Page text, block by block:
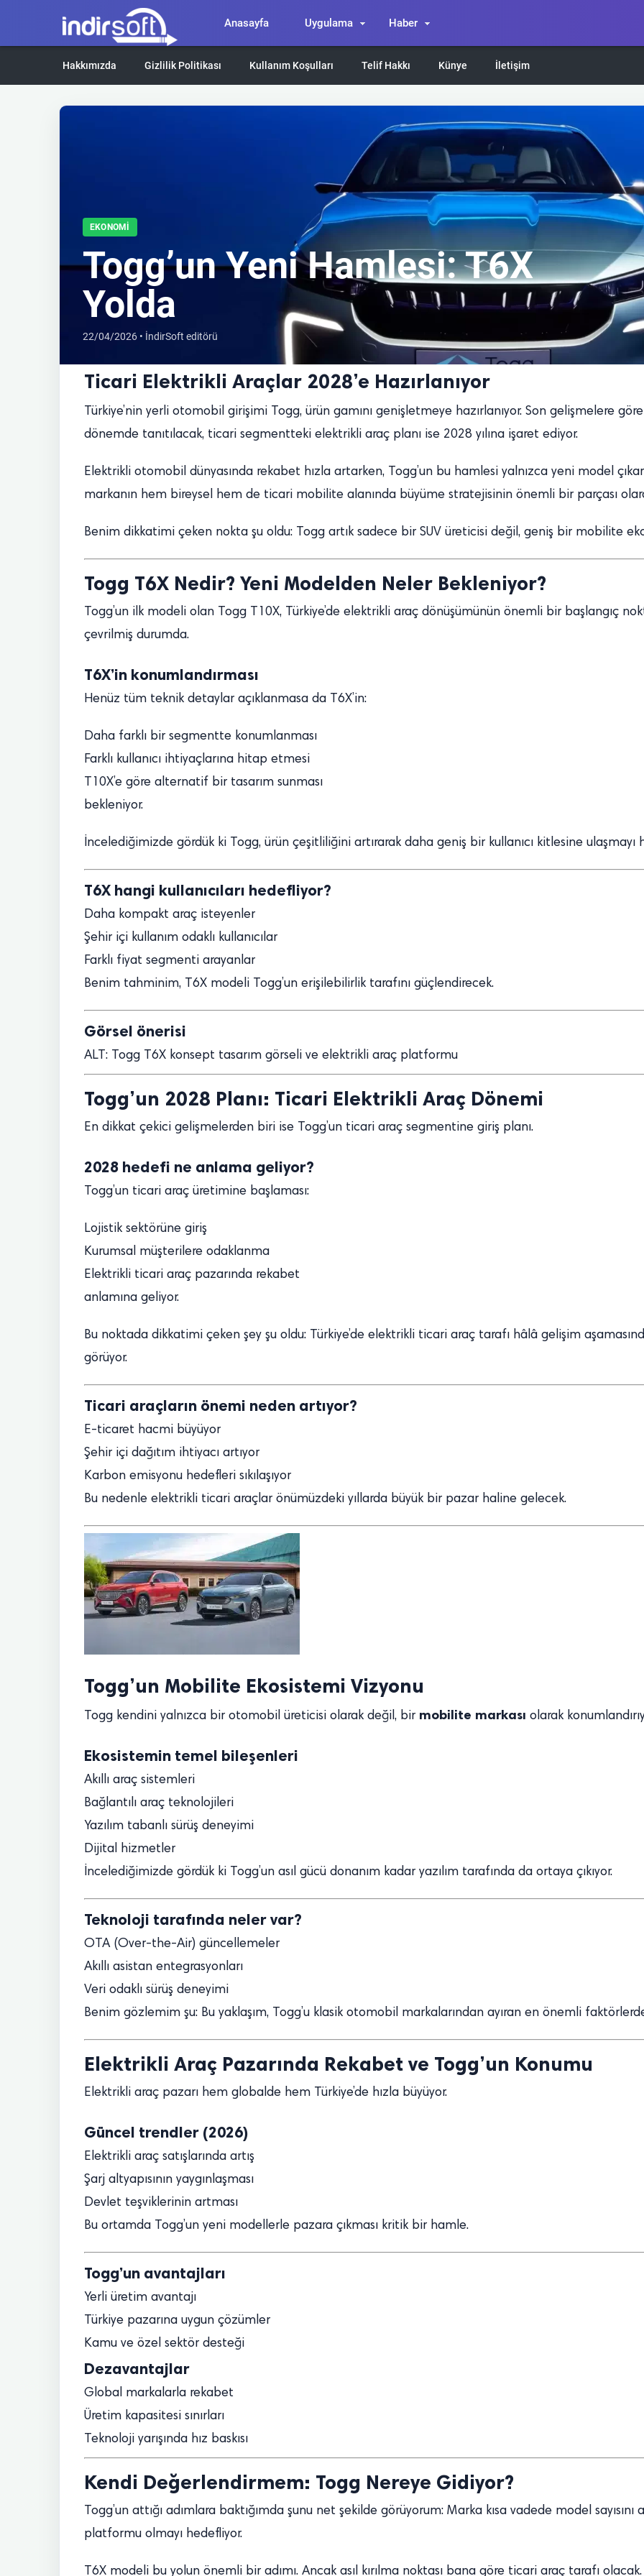
Anasayfa Uygulama Haber
Hakkımızda Gizlilik Politikası Kullanım Koşulları Telif Hakkı Künye İletişim
EKONOMI
Togg’un Yeni Hamlesi: T6X
Yolda
22/04/2026 • İndirSoft editörü
Ticari Elektrikli Araçlar 2028’e Hazırlanıyor
Türkiye’nin yerli otomobil girişimi Togg, ürün gamını genişletmeye hazırlanıyor. Son gelişmelere
dönemde tanıtılacak, ticari segmentteki elektrikli araç planı ise 2028 yılına işaret ediyor.
Elektrikli otomobil dünyasında rekabet hızla artarken, Togg’un bu hamlesi yalnızca yeni model
markanın hem bireysel hem de ticari mobilite alanında büyüme stratejisinin önemli bir parçası
Benim dikkatimi çeken nokta şu oldu: Togg artık sadece bir SUV üreticisi değil, geniş bir mobilite
Togg T6X Nedir? Yeni Modelden Neler Bekleniyor?
Togg’un ilk modeli olan Togg T10X, Türkiye’de elektrikli araç dönüşümünün önemli bir başlangıç
çevrilmiş durumda.
T6X’in konumlandırması
Henüz tüm teknik detaylar açıklanmasa da T6X’in:
Daha farklı bir segmentte konumlanması
Farklı kullanıcı ihtiyaçlarına hitap etmesi
T10X’e göre alternatif bir tasarım sunması
bekleniyor.
İncelediğimizde gördük ki Togg, ürün çeşitliliğini artırarak daha geniş bir kullanıcı kitlesine ulaşmayı
T6X hangi kullanıcıları hedefliyor?
Daha kompakt araç isteyenler
Şehir içi kullanım odaklı kullanıcılar
Farklı fiyat segmenti arayanlar
Benim tahminim, T6X modeli Togg’un erişilebilirlik tarafını güçlendirecek.
Görsel önerisi
ALT: Togg T6X konsept tasarım görseli ve elektrikli araç platformu
Togg’un 2028 Planı: Ticari Elektrikli Araç Dönemi
En dikkat çekici gelişmelerden biri ise Togg’un ticari araç segmentine giriş planı.
2028 hedefi ne anlama geliyor?
Togg’un ticari araç üretimine başlaması:
Lojistik sektörüne giriş
Kurumsal müşterilere odaklanma
Elektrikli ticari araç pazarında rekabet
anlamına geliyor.
Bu noktada dikkatimi çeken şey şu oldu: Türkiye’de elektrikli ticari araç tarafı hâlâ gelişim
görüyor.
Ticari araçların önemi neden artıyor?
E-ticaret hacmi büyüyor
Şehir içi dağıtım ihtiyacı artıyor
Karbon emisyonu hedefleri sıkılaşıyor
Bu nedenle elektrikli ticari araçlar önümüzdeki yıllarda büyük bir pazar haline gelecek.
Togg’un Mobilite Ekosistemi Vizyonu
Togg kendini yalnızca bir otomobil üreticisi olarak değil, bir mobilite markası olarak
Ekosistemin temel bileşenleri
Akıllı araç sistemleri
Bağlantılı araç teknolojileri
Yazılım tabanlı sürüş deneyimi
Dijital hizmetler
İncelediğimizde gördük ki Togg’un asıl gücü donanım kadar yazılım tarafında da ortaya çıkıyor.
Teknoloji tarafında neler var?
OTA (Over-the-Air) güncellemeler
Akıllı asistan entegrasyonları
Veri odaklı sürüş deneyimi
Benim gözlemim şu: Bu yaklaşım, Togg’u klasik otomobil markalarından ayıran en önemli
Elektrikli Araç Pazarında Rekabet ve Togg’un Konumu
Elektrikli araç pazarı hem globalde hem Türkiye’de hızla büyüyor.
Güncel trendler (2026)
Elektrikli araç satışlarında artış
Şarj altyapısının yaygınlaşması
Devlet teşviklerinin artması
Bu ortamda Togg’un yeni modellerle pazara çıkması kritik bir hamle.
Togg’un avantajları
Yerli üretim avantajı
Türkiye pazarına uygun çözümler
Kamu ve özel sektör desteği
Dezavantajlar
Global markalarla rekabet
Üretim kapasitesi sınırları
Teknoloji yarışında hız baskısı
Kendi Değerlendirmem: Togg Nereye Gidiyor?
Togg’un attığı adımlara baktığımda şunu net şekilde görüyorum: Marka kısa vadede model
platformu olmayı hedefliyor.
T6X modeli bu yolun önemli bir adımı. Ancak asıl kırılma noktası bana göre ticari araç tarafı